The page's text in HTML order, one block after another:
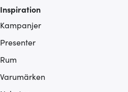
Inspiration
Kampanjer
Presenter
Rum
Varumärken